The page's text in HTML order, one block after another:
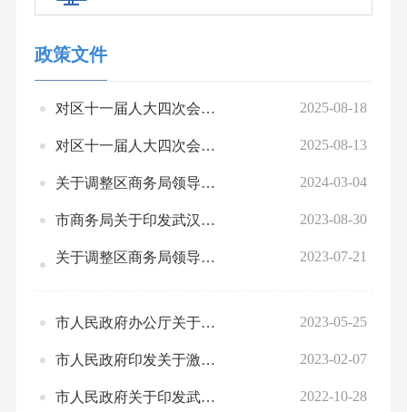
政策文件
对区十一届人大四次会议第75号建议的答复 2025-08-18
对区十一届人大四次会议第76号建议的答复 2025-08-13
关于调整区商务局领导班子分工的通知 2024-03-04
市商务局关于印发武汉市支持首店首发经济的若干措施（试行）的通知 2023-08-30
关于调整区商务局领导班子分工的通知 2023-07-21
市人民政府办公厅关于印发武汉市推进进口贸易促进创新示范区建设实施方案的通知 2023-05-25
市人民政府印发关于激发市场主体活力推动经济高质量发展政策措施的通知 2023-02-07
市人民政府关于印发武汉市市级储备猪肉管理办法的通知 2022-10-28